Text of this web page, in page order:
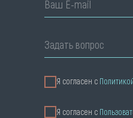
Ваш E-mail
Задать вопрос
Я согласен с
Я cогласен с